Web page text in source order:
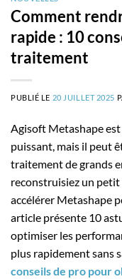
Comment
rapide : 10
traitement
PUBLIÉ LE 20 JUILLET 2025
Agisoft Metashape
puissant, mais il peut
traitement de grands
reconstruisiez un
accélérer Metashape
article présente 10
optimiser les
plus rapidement sans
conseils de pro pour